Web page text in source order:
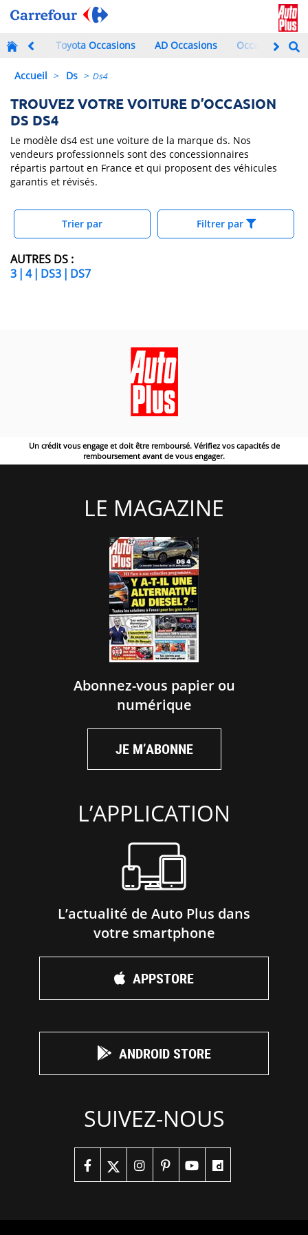
Toyota Occasions AD Occasions Occasions à
Accueil > Ds > Ds4
TROUVEZ VOTRE VOITURE D’OCCASION
DS DS4
Le modèle ds4 est une voiture de la marque ds. Nos
vendeurs professionnels sont des concessionnaires
répartis partout en France et qui proposent des véhicules
garantis et révisés.
Trier par Filtrer par
AUTRES DS :
3 | 4 | DS3 | DS7
Un crédit vous engage et doit être remboursé. Vérifiez vos capacités de
remboursement avant de vous engager.
LE MAGAZINE
Abonnez-vous papier ou
numérique
JE M’ABONNE
L’APPLICATION
L’actualité de Auto Plus dans
votre smartphone
APPSTORE
ANDROID STORE
SUIVEZ-NOUS